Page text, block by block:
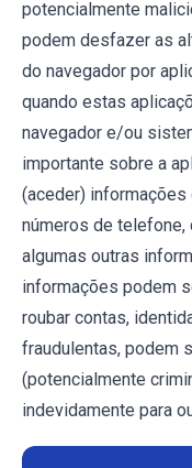
potencialmente
podem desfazer as
do navegador por
quando estas
navegador e/ou
importante sobre a
(aceder)
números de
algumas outras
informações podem
roubar contas,
fraudulentas, podem
(potencialmente
indevidamente para